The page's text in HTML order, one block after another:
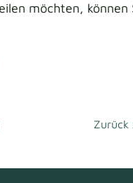
möchten,
Zurück